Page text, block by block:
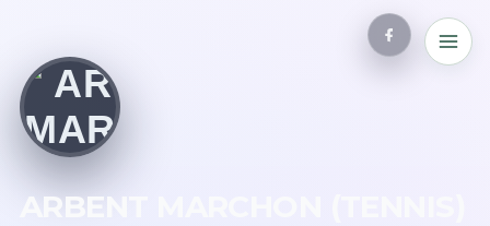
ARBENT MARCHON (TENNIS)